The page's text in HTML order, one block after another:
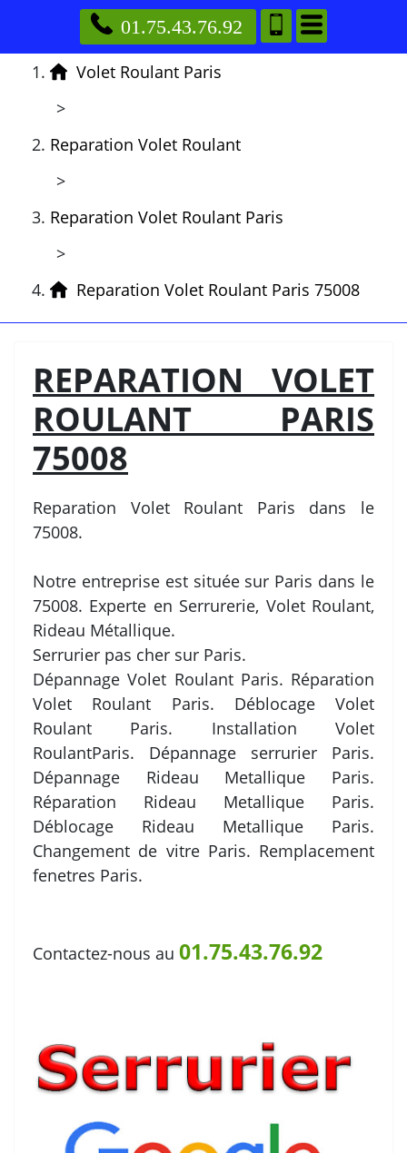
01.75.43.76.92
Volet Roulant Paris
>
Reparation Volet Roulant
>
Reparation Volet Roulant Paris
>
Reparation Volet Roulant Paris 75008
REPARATION VOLET
ROULANT PARIS
75008
Reparation Volet Roulant Paris dans le
75008.
Notre entreprise est située sur Paris dans le
75008. Experte en Serrurerie, Volet Roulant,
Rideau Métallique.
Serrurier pas cher sur Paris.
Dépannage Volet Roulant Paris. Réparation
Volet Roulant Paris. Déblocage Volet
Roulant Paris. Installation Volet
RoulantParis. Dépannage serrurier Paris.
Dépannage Rideau Metallique Paris.
Réparation Rideau Metallique Paris.
Déblocage Rideau Metallique Paris.
Changement de vitre Paris. Remplacement
fenetres Paris.
Contactez-nous au 01.75.43.76.92